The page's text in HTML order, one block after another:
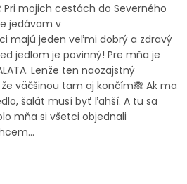
Pri mojich cestách do Severného
jedávam v
majú jeden veľmi dobrý a zdravý
jedlom je povinný! Pre mňa je
Lenže ten naozajstný
väčšinou tam aj končím🙈 Ak ma
šalát musí byť ľahší. A tu sa
mňa si všetci objednali